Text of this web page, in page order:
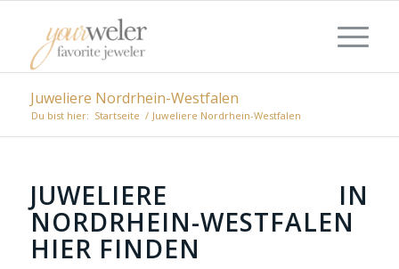
Juweliere Nordrhein-Westfalen
Du bist hier: Startseite / Juweliere Nordrhein-Westfalen
JUWELIERE IN
NORDRHEIN-WESTFALEN
HIER FINDEN